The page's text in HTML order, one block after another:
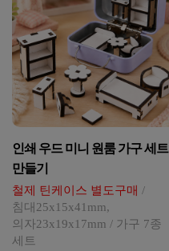
인쇄 우드 미니 원룸 가구 세트
만들기
철제 틴케이스 별도구매 /
침대25x15x41mm,
의자23x19x17mm / 가구 7종
세트